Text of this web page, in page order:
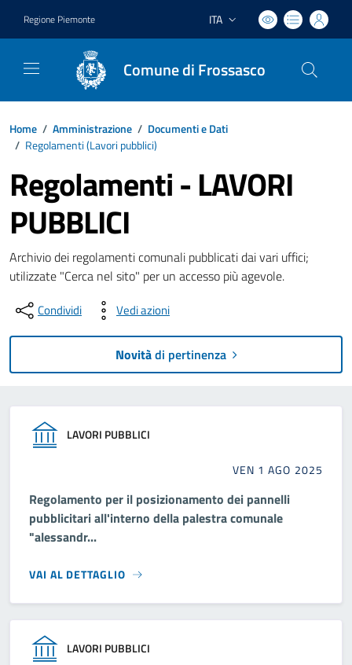
Regione Piemonte Lingua attiva:
ITA
Comune di Frossasco
Home / Amministrazione / Documenti e Dati
/ Regolamenti (Lavori pubblici)
Regolamenti - LAVORI
PUBBLICI
Archivio dei regolamenti comunali pubblicati dai vari uffici;
utilizzate "Cerca nel sito" per un accesso più agevole.
Condividi Vedi azioni
Novitàdi pertinenza
LAVORI PUBBLICI
VEN 1 AGO 2025
Regolamento per il posizionamento dei pannelli
pubblicitari all'interno della palestra comunale
"alessandr...
VAI AL DETTAGLIO
LAVORI PUBBLICI